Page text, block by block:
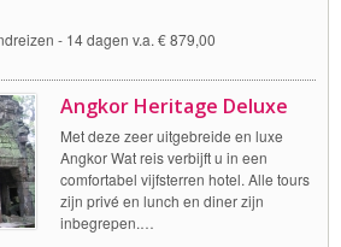
- 14 dagen v.a. € 879,00
Angkor Heritage Deluxe
Met deze zeer uitgebreide en luxe
Angkor Wat reis verbijft u in een
comfortabel vijfsterren hotel. Alle tours
zijn privé en lunch en diner zijn
inbegrepen.…